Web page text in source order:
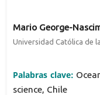
Mario George-
Universidad Católica de
Palabras clave:
science, Chile